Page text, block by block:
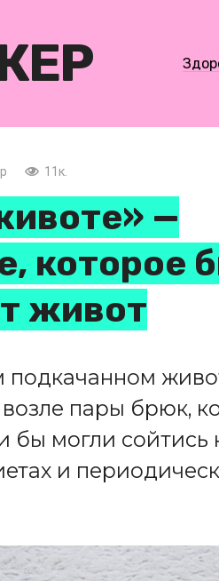
11к.
—
которое
живот
подкачанном
пары брюк,
бы могли сойтись
и